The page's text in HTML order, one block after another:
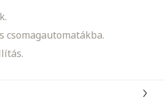
csomagautomatákba.